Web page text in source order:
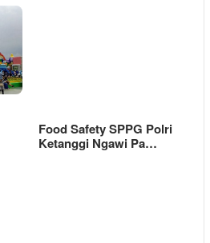
Food Safety SPPG Polri
Ketanggi Ngawi Pa…